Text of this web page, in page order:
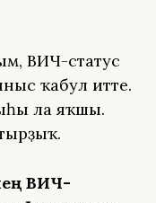
ВИЧ-статус
ҡабул итте.
ла яҡшы.
ВИЧ-